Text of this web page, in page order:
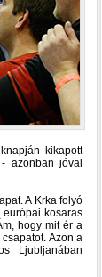
kikapott
azonban jóval
A Krka folyó
kosaras
hogy mit ér a
Azon a
Ljubljanában